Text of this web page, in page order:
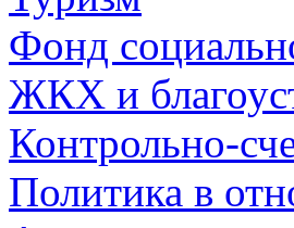
Фонд
ЖКХ и
Контрольно-
Политика в